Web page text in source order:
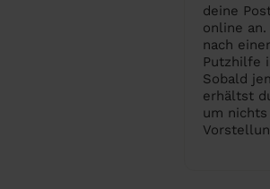
deine
online
nach
Putzhilfe
Sobald
erhältst
um